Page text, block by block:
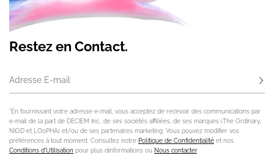
Restez en Contact.
Adresse E-mail
*En fournissant votre adresse e-mail, vous acceptez de recevoir des communications par
e-mail de la part de DECIEM Inc., de ses sociétés affiliées, de ses marques (The Ordinary,
NIOD et LOoPHA) et/ou de ses partenaires marketing. Vous pouvez modifier vos
préférences à tout moment. Consultez notre Politique de Confidentialité et nos
Conditions d'Utilisation pour plus dinformations ou Nous contacter.